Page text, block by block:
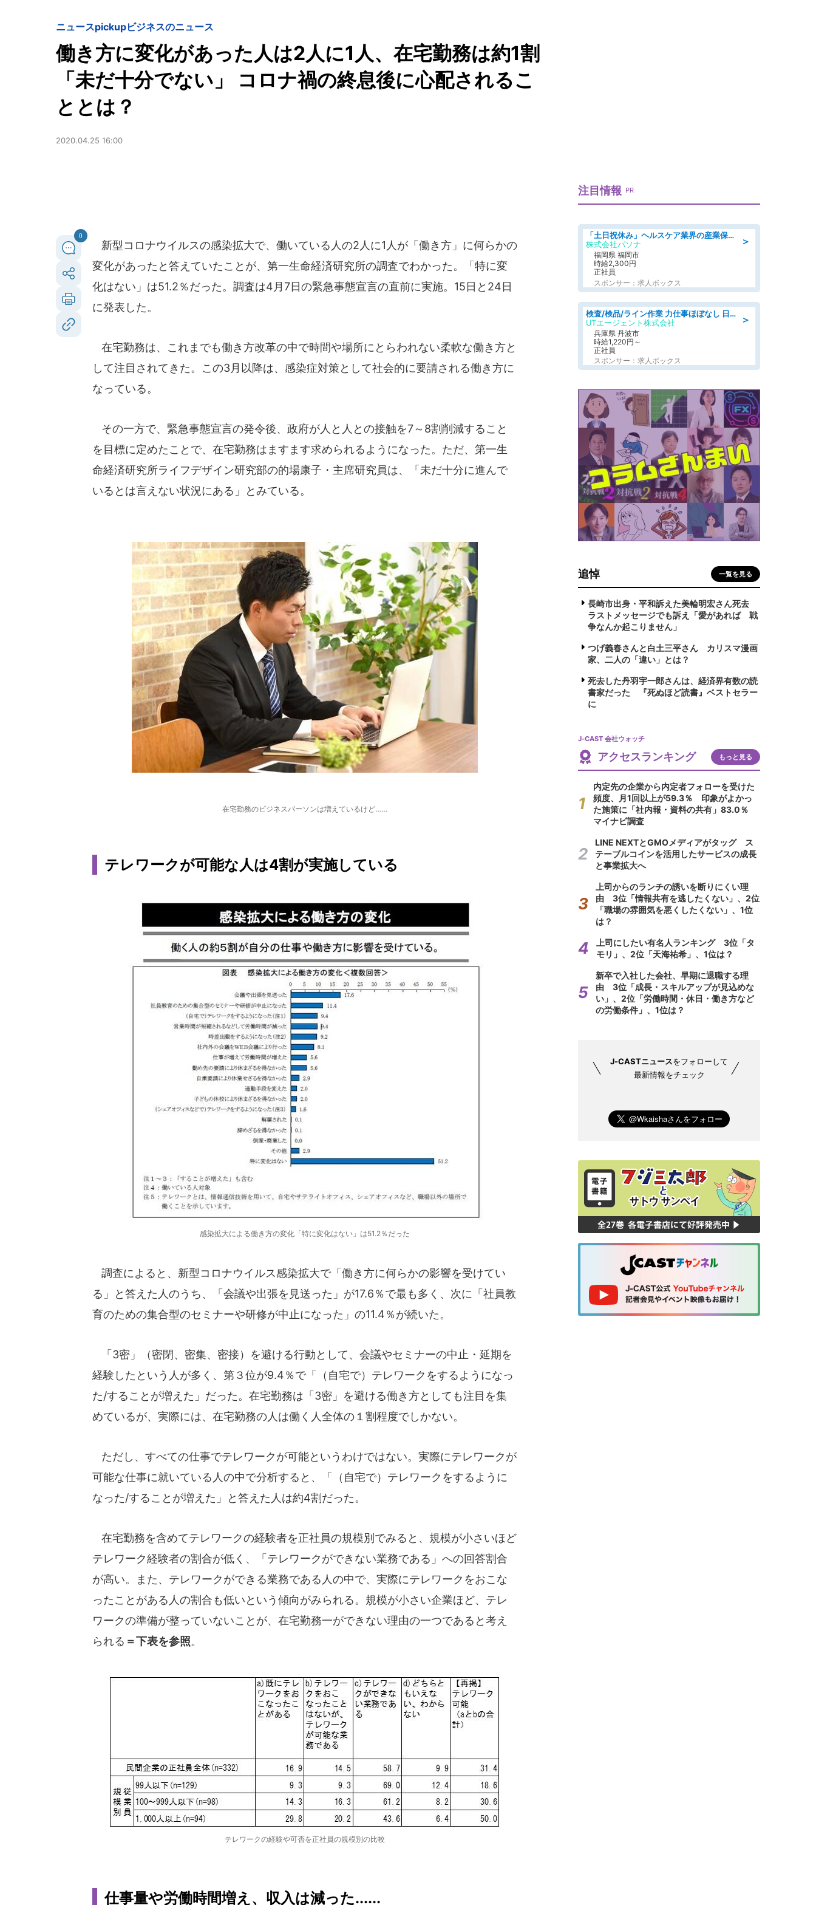
ニュースpickupビジネスのニュース
働き方に変化があった人は2人に1人、在宅勤務は約1割
「未だ十分でない」 コロナ禍の終息後に心配されるこ
ととは？
2020.04.25 16:00
0
新型コロナウイルスの感染拡大で、働いている人の2人に1人が「働き方」に何らかの
変化があったと答えていたことが、第一生命経済研究所の調査でわかった。「特に変
化はない」は51.2％だった。調査は4月7日の緊急事態宣言の直前に実施。15日と24日
に発表した。
在宅勤務は、これまでも働き方改革の中で時間や場所にとらわれない柔軟な働き方と
して注目されてきた。この3月以降は、感染症対策として社会的に要請される働き方に
なっている。
その一方で、緊急事態宣言の発令後、政府が人と人との接触を7～8割削減すること
を目標に定めたことで、在宅勤務はますます求められるようになった。ただ、第一生
命経済研究所ライフデザイン研究部の的場康子・主席研究員は、「未だ十分に進んで
いるとは言えない状況にある」とみている。
在宅勤務のビジネスパーソンは増えているけど……
テレワークが可能な人は4割が実施している
感染拡大による働き方の変化「特に変化はない」は51.2％だった
調査によると、新型コロナウイルス感染拡大で「働き方に何らかの影響を受けてい
る」と答えた人のうち、「会議や出張を見送った」が17.6％で最も多く、次に「社員教
育のための集合型のセミナーや研修が中止になった」の11.4％が続いた。
「3密」（密閉、密集、密接）を避ける行動として、会議やセミナーの中止・延期を
経験したという人が多く、第３位が9.4％で「（自宅で）テレワークをするようになっ
た/することが増えた」だった。在宅勤務は「3密」を避ける働き方としても注目を集
めているが、実際には、在宅勤務の人は働く人全体の１割程度でしかない。
ただし、すべての仕事でテレワークが可能というわけではない。実際にテレワークが
可能な仕事に就いている人の中で分析すると、「（自宅で）テレワークをするように
なった/することが増えた」と答えた人は約4割だった。
在宅勤務を含めてテレワークの経験者を正社員の規模別でみると、規模が小さいほど
テレワーク経験者の割合が低く、「テレワークができない業務である」への回答割合
が高い。また、テレワークができる業務である人の中で、実際にテレワークをおこな
ったことがある人の割合も低いという傾向がみられる。規模が小さい企業ほど、テレ
ワークの準備が整っていないことが、在宅勤務一ができない理由の一つであると考え
られる ＝下表を参照。
テレワークの経験や可否を正社員の規模別の比較
仕事量や労働時間増え、収入は減った......
注目情報 PR
＞
「土日祝休み」ヘルスケア業界の産業保健師/高時給/未経験OK/要資格:保健師、正看護師
株式会社パソナ
福岡県 福岡市
時給2,300円
正社員
スポンサー：求人ボックス
＞
検査/検品/ライン作業 力仕事ほぼなし 日勤 土日休 未経験歓迎 検品·検査
UTエージェント株式会社
兵庫県 丹波市
時給1,220円～
正社員
スポンサー：求人ボックス
追悼 一覧を見る
長崎市出身・平和訴えた美輪明宏さん死去
ラストメッセージでも訴え「愛があれば 戦
争なんか起こりません」
つげ義春さんと白土三平さん カリスマ漫画
家、二人の「違い」とは？
死去した丹羽宇一郎さんは、経済界有数の読
書家だった 『死ぬほど読書』ベストセラー
に
J-CAST 会社ウォッチ
アクセスランキング もっと見る
内定先の企業から内定者フォローを受けた
頻度、月1回以上が59.3％ 印象がよかっ
た施策に「社内報・資料の共有」83.0％
マイナビ調査
LINE NEXTとGMOメディアがタッグ ス
テーブルコインを活用したサービスの成長
と事業拡大へ
上司からのランチの誘いを断りにくい理
由 3位「情報共有を逃したくない」、2位
「職場の雰囲気を悪くしたくない」、1位
は？
上司にしたい有名人ランキング 3位「タ
モリ」、2位「天海祐希」、1位は？
新卒で入社した会社、早期に退職する理
由 3位「成長・スキルアップが見込めな
い」、2位「労働時間・休日・働き方など
の労働条件」、1位は？
J-CASTニュースをフォローして
最新情報をチェック